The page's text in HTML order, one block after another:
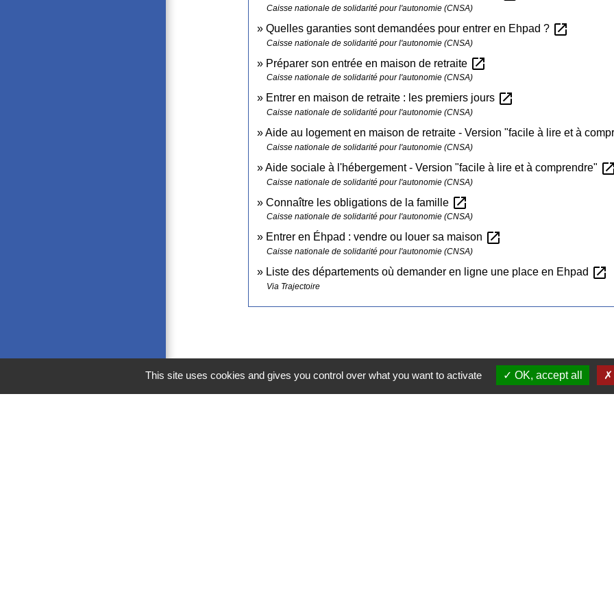
Caisse nationale de solidarité pour l'autonomie (CNSA)
Quelles garanties sont demandées pour entrer en Ehpad ? open_in_new
Caisse nationale de solidarité pour l'autonomie (CNSA)
Préparer son entrée en maison de retraite open_in_new
Caisse nationale de solidarité pour l'autonomie (CNSA)
Entrer en maison de retraite : les premiers jours open_in_new
Caisse nationale de solidarité pour l'autonomie (CNSA)
Aide au logement en maison de retraite - Version "facile à lire et à
Caisse nationale de solidarité pour l'autonomie (CNSA)
Aide sociale à l'hébergement - Version "facile à lire et à comprendre" open_in_new
Caisse nationale de solidarité pour l'autonomie (CNSA)
Connaître les obligations de la famille open_in_new
Caisse nationale de solidarité pour l'autonomie (CNSA)
Entrer en Éhpad : vendre ou louer sa maison open_in_new
Caisse nationale de solidarité pour l'autonomie (CNSA)
Liste des départements où demander en ligne une place en Ehpad open_in_new
Via Trajectoire
This site uses cookies and gives you control over what you want to activate OK, accept all